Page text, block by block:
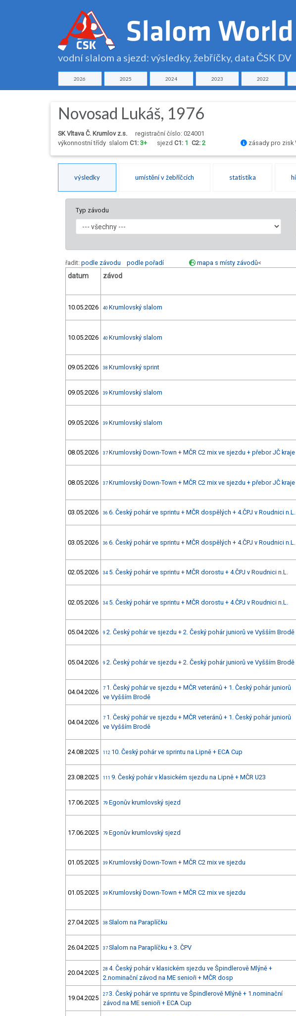
vodní slalom a sjezd: výsledky, žebříčky, data ČSK DV
2026 2025 2024 2023 2022
Novosad Lukáš, 1976
SK Vltava Č. Krumlov z.s.
registrační číslo: 024001
výkonnostní třídy slalom C1: 3+ sjezd C1: 1 C2: 2 zásady pro zisk
výsledky umístění v žebříčcích statistika
Typ závodu
řadit: podle závodu podle pořadí mapa s místy závodů<
datum závod
10.05.2026 40 Krumlovský slalom
10.05.2026 40 Krumlovský slalom
09.05.2026 38 Krumlovský sprint
09.05.2026 39 Krumlovský slalom
09.05.2026 39 Krumlovský slalom
08.05.2026 37 Krumlovský Down-Town + MČR C2 mix ve sjezdu + přebor JČ kraje
08.05.2026 37 Krumlovský Down-Town + MČR C2 mix ve sjezdu + přebor JČ kraje
03.05.2026 36 6. Český pohár ve sprintu + MČR dospělých + 4.ČPJ v Roudnici n.L.
03.05.2026 36 6. Český pohár ve sprintu + MČR dospělých + 4.ČPJ v Roudnici n.L.
02.05.2026 34 5. Český pohár ve sprintu + MČR dorostu + 4.ČPJ v Roudnici n.L.
02.05.2026 34 5. Český pohár ve sprintu + MČR dorostu + 4.ČPJ v Roudnici n.L.
05.04.2026 9 2. Český pohár ve sjezdu + 2. Český pohár juniorů ve Vyšším Brodě
05.04.2026 9 2. Český pohár ve sjezdu + 2. Český pohár juniorů ve Vyšším Brodě
04.04.2026 7 1. Český pohár ve sjezdu + MČR veteránů + 1. Český pohár juniorů
ve Vyšším Brodě
04.04.2026
7 1. Český pohár ve sjezdu + MČR veteránů + 1. Český pohár juniorů
ve Vyšším Brodě
24.08.2025 112 10. Český pohár ve sprintu na Lipně + ECA Cup
23.08.2025 111 9. Český pohár v klasickém sjezdu na Lipně + MČR U23
17.06.2025 79 Egonův krumlovský sjezd
17.06.2025 79 Egonův krumlovský sjezd
01.05.2025 39 Krumlovský Down-Town + MČR C2 mix ve sjezdu
01.05.2025 39 Krumlovský Down-Town + MČR C2 mix ve sjezdu
27.04.2025 38 Slalom na Paraplíčku
26.04.2025 37 Slalom na Paraplíčku + 3. ČPV
20.04.2025 28 4. Český pohár v klasickém sjezdu ve Špindlerově Mlýně +
2.nominační závod na ME senioři + MČR dosp
19.04.2025 27 3. Český pohár ve sprintu ve Špindlerově Mlýně + 1.nominační
závod na ME senioři + ECA Cup